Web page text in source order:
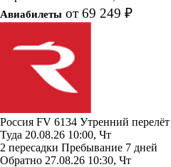
Авиабилеты от 69 249 ₽
Россия FV 6134 Утренний перелёт
Туда 20.08.26 10:00, Чт
2 пересадки Пребывание 7 дней
Обратно 27.08.26 10:30, Чт